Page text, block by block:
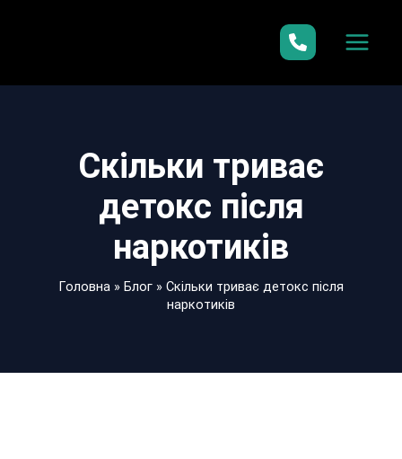
Скільки триває
детокс після
наркотиків
Головна » Блог » Скільки триває детокс після
наркотиків